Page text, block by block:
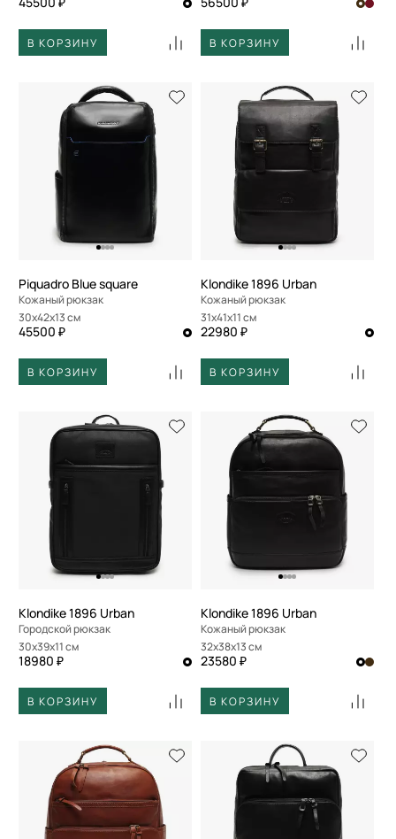
В КОРЗИНУ В КОРЗИНУ
Piquadro Blue square
Кожаный рюкзак
30x42x13 см
45500 ₽
В КОРЗИНУ
Klondike 1896 Urban
Кожаный рюкзак
31x41x11 см
22980 ₽
В КОРЗИНУ
Klondike 1896 Urban
Городской рюкзак
30x39x11 см
18980 ₽
В КОРЗИНУ
Klondike 1896 Urban
Кожаный рюкзак
32x38x13 см
23580 ₽
В КОРЗИНУ